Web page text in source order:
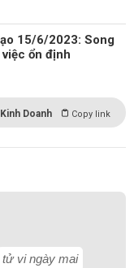
15/6/2023: Song
ổn định
Doanh Copy link
tử vi ngày mai